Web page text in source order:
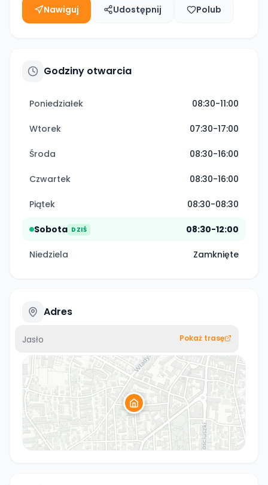
Nawiguj Udostępnij Polub
Godziny otwarcia
Poniedziałek 08:30-11:00
Wtorek 07:30-17:00
Środa 08:30-16:00
Czwartek 08:30-16:00
Piątek 08:30-08:30
Sobota DZIŚ 08:30-12:00
Niedziela Zamknięte
Adres
Jasło Pokaż trasę